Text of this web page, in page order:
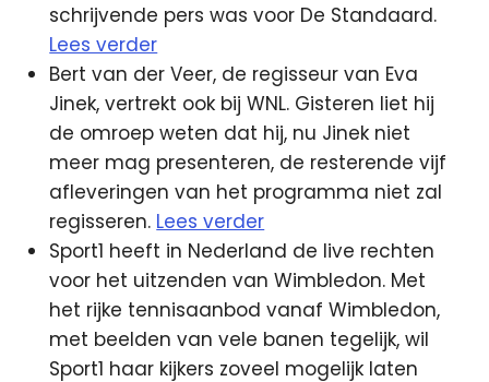
schrijvende pers was voor De Standaard.
Lees verder
Bert van der Veer, de regisseur van Eva
Jinek, vertrekt ook bij WNL. Gisteren liet hij
de omroep weten dat hij, nu Jinek niet
meer mag presenteren, de resterende vijf
afleveringen van het programma niet zal
regisseren. Lees verder
Sport1 heeft in Nederland de live rechten
voor het uitzenden van Wimbledon. Met
het rijke tennisaanbod vanaf Wimbledon,
met beelden van vele banen tegelijk, wil
Sport1 haar kijkers zoveel mogelijk laten